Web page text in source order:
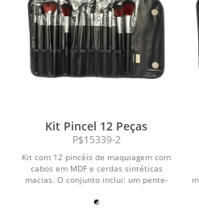
Kit Pincel 12 Peças
P$15339-2
Kit com 12 pincéis de maquiagem com
cabos em MDF e cerdas sintéticas
macias. O conjunto inclui: um pente-